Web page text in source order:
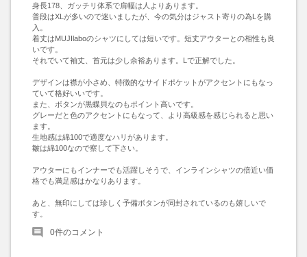
身長178、ガッチリ体系で肩幅は人よりあります。
普段はXLが多いので迷いましたが、今の気分はジャスト寄りの為Lを購
入。
着丈はMUJIlaboのシャツにしては短いです。短丈アウターとの相性も良
いです。
それでいて袖丈、首元は少し余裕あります。Lで正解でした。
デザインは襟が小さめ、特徴的なサイドポケットがアクセントにもなっ
ていて格好いいです。
また、ボタンが黒蝶貝なのもポイント高いです。
グレーだと色のアクセントにもなって、より高級感を感じられると思い
ます。
生地感は綿100で適度なハリがあります。
皺は綿100なので察して下さい。
アウターにもインナーでも活躍しそうで、インラインシャツの倍近い価
格でも満足感はかなりあります。
あと、無印にしては珍しく予備ボタンが同封されているのも嬉しいで
す。
0件のコメント